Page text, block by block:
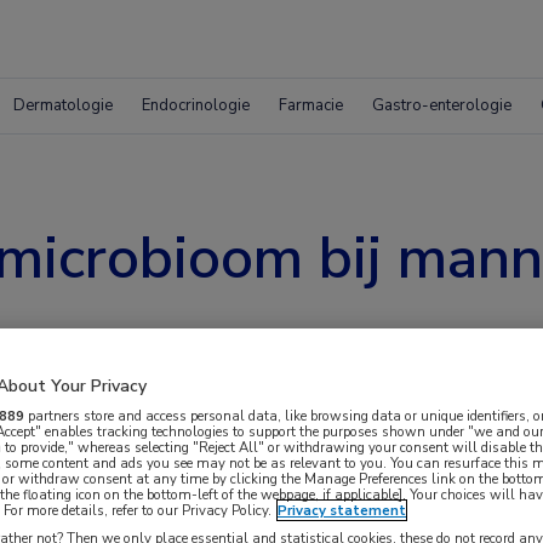
Dermatologie Endocrinologie Farmacie Gastro-enterologie
bij
microbioom bij mannen met en zonder
Your Privacy
889 partners store and access personal data, like browsing data or unique identifiers,
enables tracking technologies to support the purposes shown under "we and
to provide," whereas selecting "Reject All" or withdrawing your consent will disable
some content and ads you see may not be as relevant to you. You can resurface this
or withdraw consent at any time by clicking the Manage Preferences link on the
floating icon on the bottom-left of the webpage, if applicable]. Your choices will
more details, refer to our Privacy Policy. Privacy statement
not? Then we only place essential and statistical cookies, these do not record